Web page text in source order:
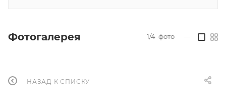
Фотогалерея 1/4 фото
НАЗАД К СПИСКУ